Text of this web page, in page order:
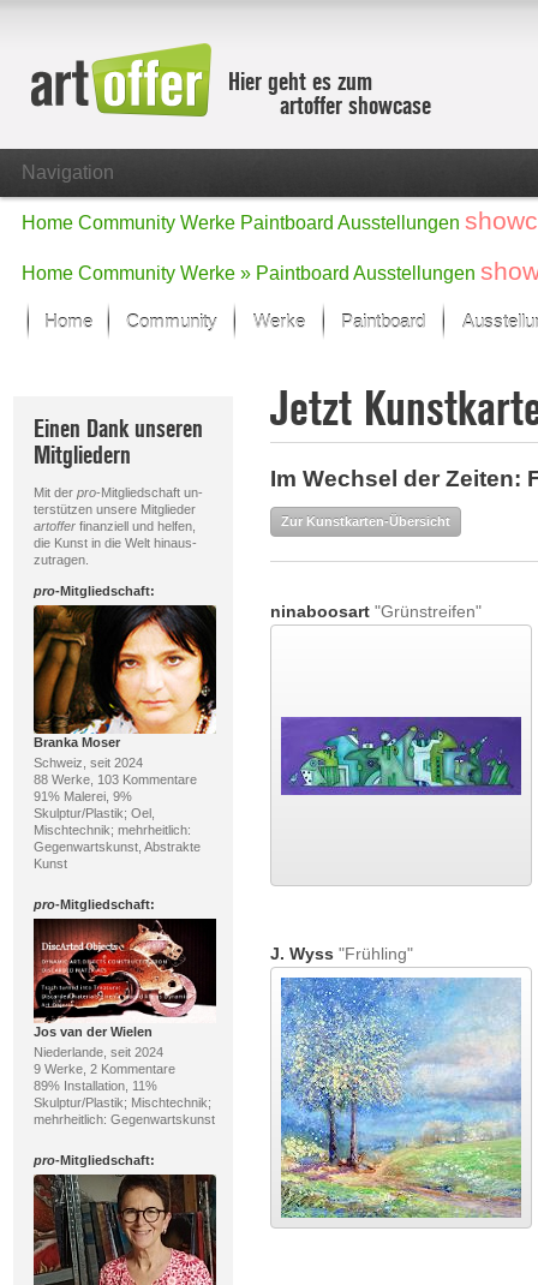
Hier geht es zum
artoffer showcase
Navigation
Home Community Werke Paintboard Ausstellungen
Home Community Werke » Paintboard Ausstellungen
Home Community Werke
Der letzte Monat im Fokus
Alle Fokus-Werke
Fokus-Werke
Neue Werke – Auswahl
Alle neuen Werke
Paintboard
Einen Dank unseren
Mitgliedern
Mit der pro-Mitgliedschaft un-
terstützen unsere Mitglieder
artofferfinanziell und helfen,
die Kunst in die Welt hinaus-
zutragen.
pro-Mitgliedschaft:
Branka Moser
Schweiz, seit 2024
88 Werke, 103 Kommentare
91% Malerei, 9%
Skulptur/Plastik; Oel,
Mischtechnik; mehrheitlich:
Gegenwartskunst, Abstrakte
Kunst
pro-Mitgliedschaft:
Jos van der Wielen
Niederlande, seit 2024
9 Werke, 2 Kommentare
89% Installation, 11%
Skulptur/Plastik; Mischtechnik;
mehrheitlich: Gegenwartskunst
pro-Mitgliedschaft:
Jetzt
Im Wechsel der Zeiten:
Zur Kunstkarten-Übersicht
ninaboosart"Grünstreifen"
J. Wyss "Frühling"